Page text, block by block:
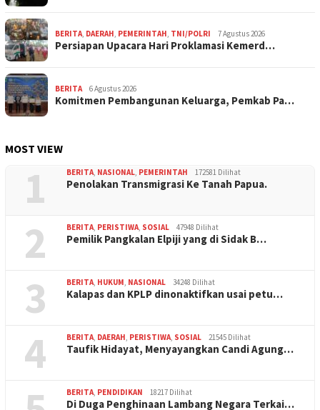
BERITA, DAERAH, PEMERINTAH, TNI/POLRI 7 Agustus 2026
Persiapan Upacara Hari Proklamasi Kemerd…
BERITA 6 Agustus 2026
Komitmen Pembangunan Keluarga, Pemkab Pa…
MOST VIEW
1 BERITA, NASIONAL, PEMERINTAH 172581 Dilihat
Penolakan Transmigrasi Ke Tanah Papua.
2 BERITA, PERISTIWA, SOSIAL 47948 Dilihat
Pemilik Pangkalan Elpiji yang di Sidak B…
3 BERITA, HUKUM, NASIONAL 34248 Dilihat
Kalapas dan KPLP dinonaktifkan usai petu…
4 BERITA, DAERAH, PERISTIWA, SOSIAL 21545 Dilihat
Taufik Hidayat, Menyayangkan Candi Agung…
BERITA, PENDIDIKAN 18217 Dilihat
Di Duga Penghinaan Lambang Negara Terkai…